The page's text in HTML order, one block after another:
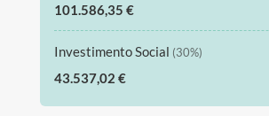
101.586,35 €
Investimento Social (30%)
43.537,02 €